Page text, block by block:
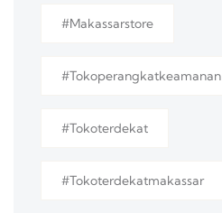
#makassarstore
#tokoperangkatkeamanan
#tokoterdekat
#tokoterdekatmakassar